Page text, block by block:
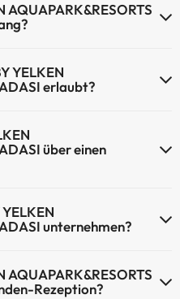
YELKEN
erlaubt?
über einen
ist eventuell
Informationen über das
unternehmen?
können kostenpflichtig sein):
Rezeption?